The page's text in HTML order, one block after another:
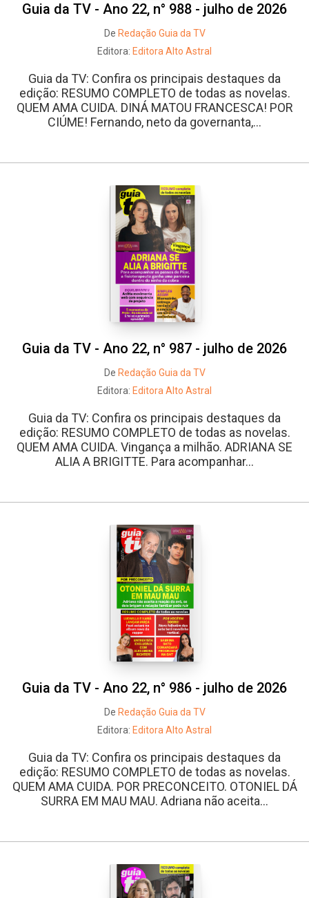
Guia da TV - Ano 22, n° 988 - julho de 2026
De Redação Guia da TV
Editora: Editora Alto Astral
Guia da TV: Confira os principais destaques da
edição: RESUMO COMPLETO de todas as novelas.
QUEM AMA CUIDA. DINÁ MATOU FRANCESCA! POR
CIÚME! Fernando, neto da governanta,...
Guia da TV - Ano 22, n° 987 - julho de 2026
De Redação Guia da TV
Editora: Editora Alto Astral
Guia da TV: Confira os principais destaques da
edição: RESUMO COMPLETO de todas as novelas.
QUEM AMA CUIDA. Vingança a milhão. ADRIANA SE
ALIA A BRIGITTE. Para acompanhar...
Guia da TV - Ano 22, n° 986 - julho de 2026
De Redação Guia da TV
Editora: Editora Alto Astral
Guia da TV: Confira os principais destaques da
edição: RESUMO COMPLETO de todas as novelas.
QUEM AMA CUIDA. POR PRECONCEITO. OTONIEL DÁ
SURRA EM MAU MAU. Adriana não aceita...